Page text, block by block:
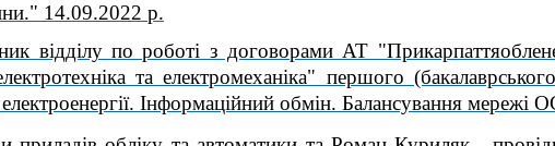
14.09.2022 р.
відділу по роботі з договорами АТ
та електромеханіка" першого
Інформаційний обмін. Балансування мережі